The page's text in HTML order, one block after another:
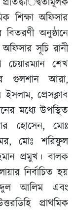
শিক্ষা অফিসার
অনুষ্ঠানে
সূচি রানী
শেখ
গুলশান আরা,
প্রেসক্লাব
মধ্যে উপস্থিত
হোসেন, মোঃ
মোঃ শরিফুল
প্রমুখ। বালক
নির্বাচিত হয়
আলিম এবং
প্রাথমিক